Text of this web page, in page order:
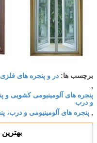
برچسب ها: در و پنجره های
,
پنجره های آلومینیومی کشویی و
و درب
, پنجره های آلومینیومی و درب،